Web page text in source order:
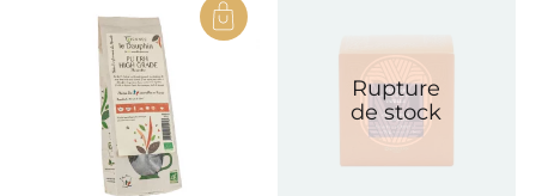
France
Auvergne Rhône-Alpes
Rupture
de stock